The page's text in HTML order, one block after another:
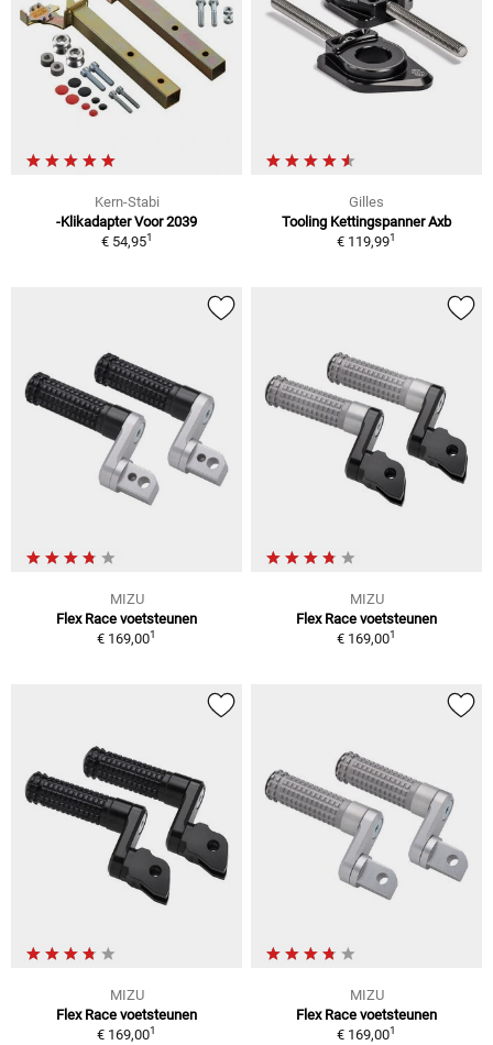
Kern-Stabi
-Klikadapter Voor 2039
€ 54,951
Gilles
Tooling Kettingspanner Axb
€ 119,991
MIZU
Flex Race voetsteunen
€ 169,001
MIZU
Flex Race voetsteunen
€ 169,001
MIZU
Flex Race voetsteunen
€ 169,001
MIZU
Flex Race voetsteunen
€ 169,001